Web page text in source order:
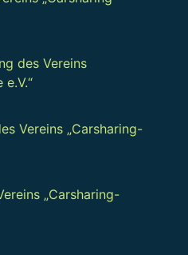
des Vereins
Vereins „Carsharing-
„Carsharing-